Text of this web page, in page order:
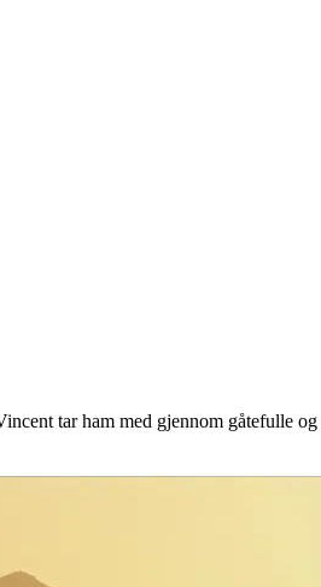
tar ham med gjennom gåtefulle